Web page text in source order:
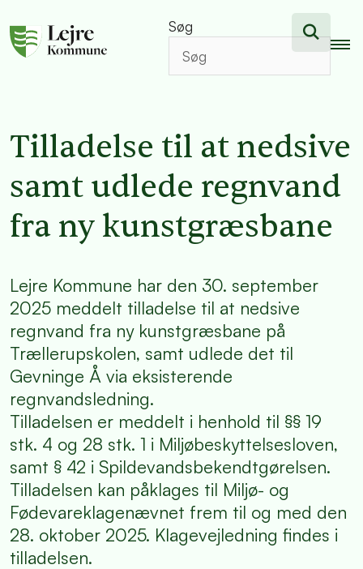
Søg
Tilladelse til at nedsive
samt udlede regnvand
fra ny kunstgræsbane
Lejre Kommune har den 30. september
2025 meddelt tilladelse til at nedsive
regnvand fra ny kunstgræsbane på
Trællerupskolen, samt udlede det til
Gevninge Å via eksisterende
regnvandsledning.
Tilladelsen er meddelt i henhold til §§ 19
stk. 4 og 28 stk. 1 i Miljøbeskyttelsesloven,
samt § 42 i Spildevandsbekendtgørelsen.
Tilladelsen kan påklages til Miljø- og
Fødevareklagenævnet frem til og med den
28. oktober 2025. Klagevejledning findes i
tilladelsen.